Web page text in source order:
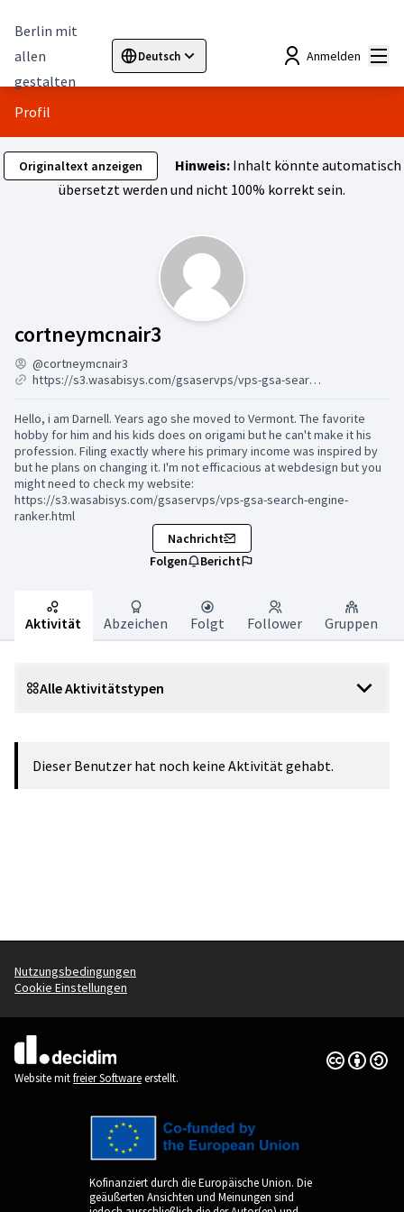
Berlin mit
allen
gestalten
Deutsch
Sprache wählen Choose languageElegir el idioma
Anmelden
Profil
Originaltext anzeigen Hinweis:Inhalt könnte automatisch
übersetzt werden und nicht 100% korrekt sein.
cortneymcnair3
@cortneymcnair3
https://s3.wasabisys.com/gsaservps/vps-gsa-search-engine-ranker.html
Hello, i am Darnell. Years ago she moved to Vermont. The favorite
hobby for him and his kids does on origami but he can't make it his
profession. Filing exactly where his primary income was inspired by
but he plans on changing it. I'm not efficacious at webdesign but you
might need to check my website:
https://s3.wasabisys.com/gsaservps/vps-gsa-search-engine-
ranker.html
Nachricht
Folgen
Bericht
Aktivität Abzeichen Folgt Follower Gruppen
Alle Aktivitätstypen
Dieser Benutzer hat noch keine Aktivität gehabt.
Nutzungsbedingungen
Cookie Einstellungen
(Externer Link)
Website mitfreier Softwareerstellt.
Creative
(Externer
Kofinanziert durch die Europäische Union. Die
geäußerten Ansichten und Meinungen sind